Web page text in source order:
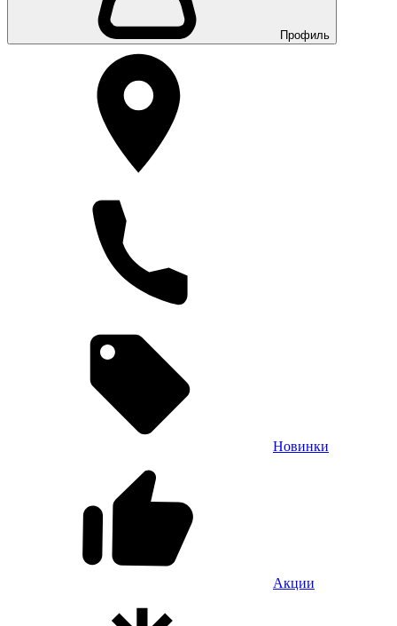
Профиль
Новинки
Акции